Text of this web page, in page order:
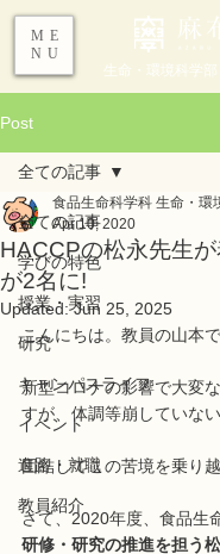
生命・環境科学
ME
NU
Post
全ての記事
学びの特色
授業・実習
研究
キャンパスライフ
イベント
進路・就職
教員紹介
全ての記事
HACCPの松永先生
が2名に!
食品生命科学科 生命・環
Apr 10, 2020
Updated:Jun 25, 2025
こんにちは。教員の山本で
新型コロナの影響で大変
すが、体調等崩していない
団結してこの苦境を乗り
さて、2020年度、食品生
研修・研究の推進を担う